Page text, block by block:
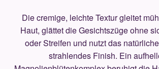
Die cremige, leichte Textur gleitet
Haut, glättet die Gesichtszüge ohne
oder Streifen und nutzt das
strahlendes Finish. Ein